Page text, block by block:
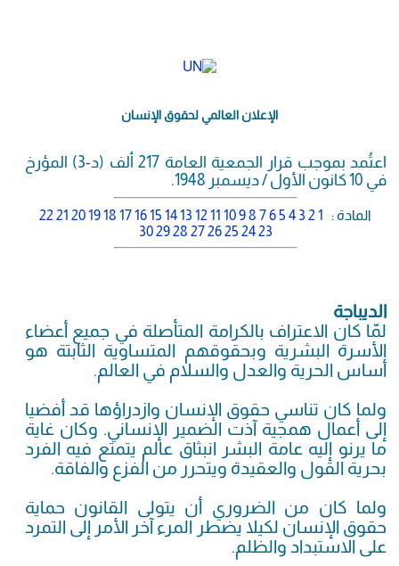
الإعلان العالمي لحقوق الإنسان
اعتُمد بموجب قرار الجمعية العامة 217 ألف (د-3) المؤرخ
في 10 كانون الأول / ديسمبر 1948.
المادة : 1
2
3
4
5
6
7
8
9
10
11
12
13
14
15
16
17
18
19
20
21
22
23
24
25
26
27
28
29
30
الديباجة
لمّا كان الاعتراف بالكرامة المتأصلة في جميع أعضاء
الأسرة البشرية وبحقوقهم المتساوية الثابتة هو
أساس الحرية والعدل والسلام في العالم.
ولما كان تناسي حقوق الإنسان وازدراؤها قد أفضيا
إلى أعمال همجية آذت الضمير الإنساني. وكان غاية
ما يرنو إليه عامة البشر انبثاق عالم يتمتع فيه الفرد
بحرية القول والعقيدة ويتحرر من الفزع والفاقة.
ولما كان من الضروري أن يتولى القانون حماية
حقوق الإنسان لكيلا يضطر المرء آخر الأمر إلى التمرد
على الاستبداد والظلم.